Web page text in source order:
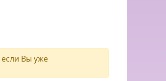
если Вы уже